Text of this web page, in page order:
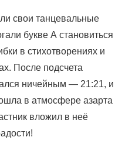
свои танцевальные
букве А становиться
в стихотворениях и
После подсчета
ничейным — 21:21, и
в атмосфере азарта
вложил в неё